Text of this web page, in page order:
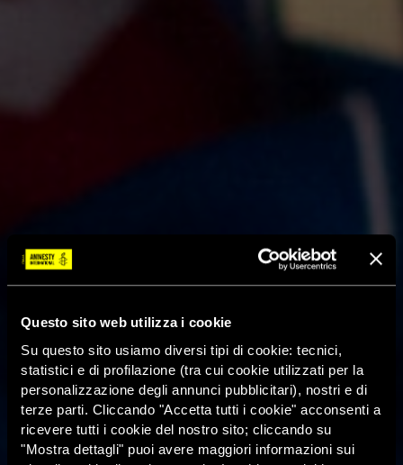
Questo sito web utilizza i cookie
Su questo sito usiamo diversi tipi di cookie: tecnici,
statistici e di profilazione (tra cui cookie utilizzati per la
personalizzazione degli annunci pubblicitari), nostri e di
terze parti. Cliccando "Accetta tutti i cookie" acconsenti a
ricevere tutti i cookie del nostro sito; cliccando su
"Mostra dettagli" puoi avere maggiori informazioni sui